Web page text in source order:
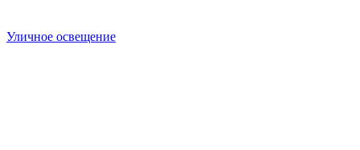
Уличное освещение